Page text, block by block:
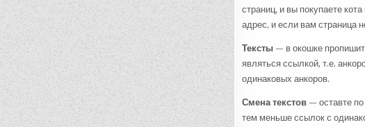
страниц, и вы покупаете
адрес, и если вам страница
Тексты— в окошке
являться ссылкой, т.е.
одинаковых анкоров.
Смена текстов— оставте по
тем меньше ссылок с